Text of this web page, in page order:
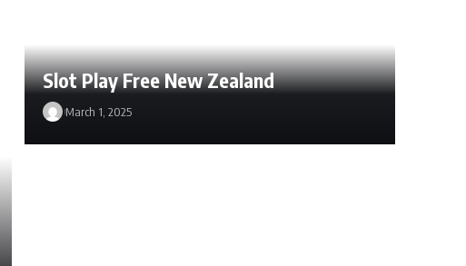
Slot Play Free New Zealand
March 1, 2025